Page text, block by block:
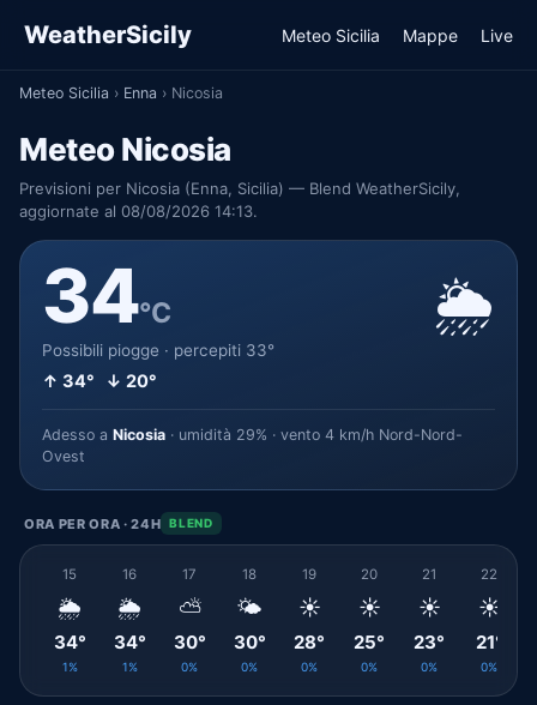
WeatherSicily Meteo Sicilia Mappe Live
Meteo Sicilia › Enna › Nicosia
Meteo Nicosia
Previsioni per Nicosia (Enna, Sicilia) — Blend WeatherSicily,
aggiornate al 08/08/2026 14:13.
34°C
Possibili piogge · percepiti 33°
↑ 34° ↓ 20°
🌦️
Adesso a Nicosia · umidità 29% · vento 4 km/h Nord-Nord-
Ovest
ORA PER ORA · 24H BLEND
15
🌦️
34°
1%
16
🌦️
34°
1%
17
⛅
30°
0%
18
🌤️
30°
0%
19
☀️
28°
0%
20
☀️
25°
0%
21
☀️
23°
0%
22
☀️
21°
0%